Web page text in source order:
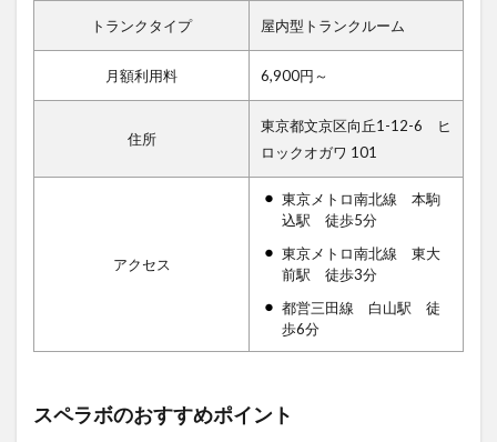
トランクタイプ 屋内型トランクルーム
月額利用料 6,900円～
住所
東京都文京区向丘1-12-6 ヒ
ロックオガワ 101
アクセス
東京メトロ南北線 本駒
込駅 徒歩5分
東京メトロ南北線 東大
前駅 徒歩3分
都営三田線 白山駅 徒
歩6分
スペラボのおすすめポイント